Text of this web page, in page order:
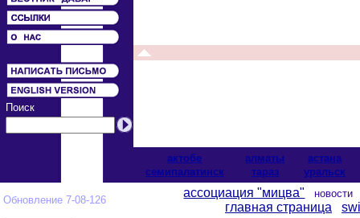
Поиск
актобе алматы
астана
cемипалатинск
тараз уральск
Обновление 7-08-126
ассоциация "мицва"
главная страница